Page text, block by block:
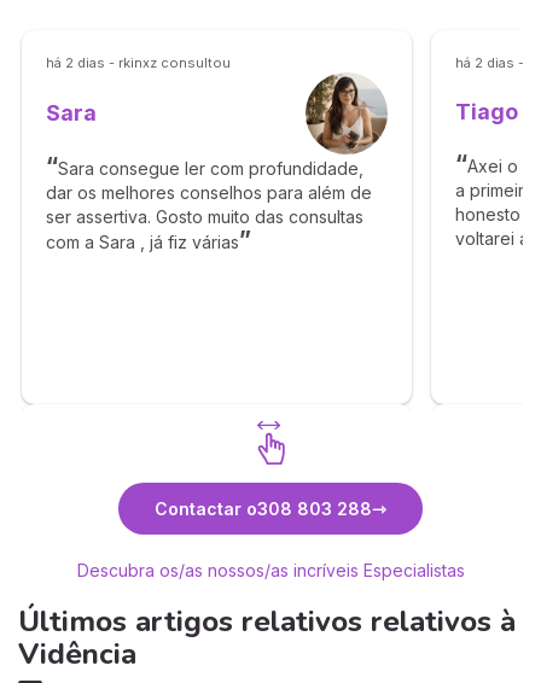
há 2 dias - rkinxz consultou
Sara
Sara consegue ler com profundidade,
dar os melhores conselhos para além de
ser assertiva. Gosto muito das consultas
com a Sara , já fiz várias
há 2 dias -
Tiago
Axei o
a
honesto e
voltarei
Contactar o308 803 288
Descubra os/as nossos/as incríveis Especialistas
Últimos artigos relativos relativos à
Vidência